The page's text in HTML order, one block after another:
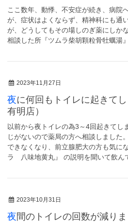
ここ数年、動悸、不安症が続き、病院
が、症状はよくならず、精神科にも通
が、どうしてもその場しのぎ薬にしか
相談した所『ツムラ柴胡顆粒骨牡蠣湯
2023年11月27日
夜に何回もトイレに起きてしまう。（中央薬品
有明店）
以前から夜トイレの為3～4回起きてし
じがないので薬局の方へ相談しました
できなくなり、前立腺肥大の方も気に
ラ 八味地黄丸』 の説明を聞いて飲ん
2023年10月31日
夜間のトイレの回数が減りました。（中央薬局